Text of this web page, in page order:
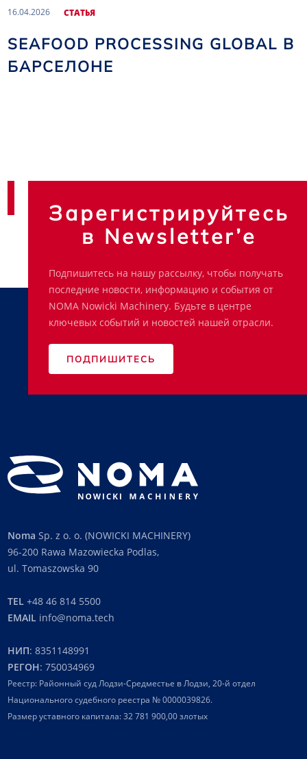
16.04.2026 CТАТЬЯ
SEAFOOD PROCESSING GLOBAL В
БАРСЕЛОНЕ
Зарегистрируйтесь
в Newsletter’e
Подпишитесь на нашу рассылку, чтобы получать
последние новости, информацию и события от
NOMA Nowicki Machinery. Будьте в центре
ключевых событий и новостей нашей отрасли.
ПОДПИШИТЕСЬ
Noma Sp. z o. o. (NOWICKI MACHINERY)
96-200 Rawa Mazowiecka Podlas,
ul. Tomaszowska 90
TEL +48 46 814 5500
EMAIL info@noma.tech
НИП: 8351148991
РЕГОН: 750034969
Реестр: Районный суд Лодзи-Средместье в Лодзи, 20-й отдел
Национального судебного реестра № 0000039826.
Размер уставного капитала: 32 781 900,00 злотых